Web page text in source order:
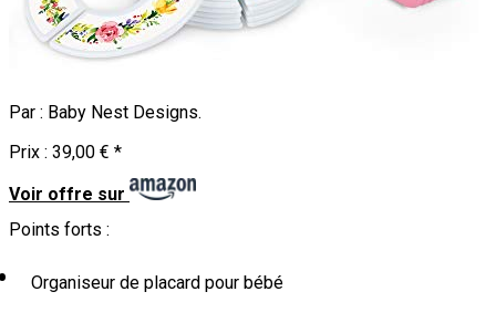
Par : Baby Nest Designs.
Prix : 39,00 € *
Voir offre sur
Points forts :
Organiseur de placard pour bébé